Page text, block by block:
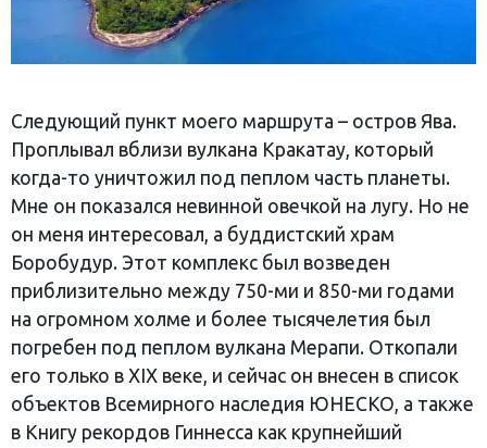
Следующий пункт моего маршрута – остров Ява.
Проплывал вблизи вулкана Кракатау, который
когда-то уничтожил под пеплом часть планеты.
Мне он показался невинной овечкой на лугу. Но не
он меня интересовал, а буддистский храм
Боробудур. Этот комплекс был возведен
приблизительно между 750-ми и 850-ми годами
на огромном холме и более тысячелетия был
погребен под пеплом вулкана Мерапи. Откопали
его только в XIX веке, и сейчас он внесен в список
объектов Всемирного наследия ЮНЕСКО, а также
в Книгу рекордов Гиннесса как крупнейший